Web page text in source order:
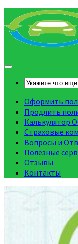
Оформить
Продлить
Калькулятор
Страховые
Вопросы и
Полезные
Отзывы
Контакты